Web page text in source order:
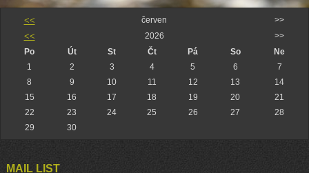
<< červen >>
<< 2026
>>
Po
Út St Čt Pá So
Ne
1
2 3 4 5 6
7
8
9 10 11 12 13
14
15
16 17 18 19 20
21
22
23 24 25 26 27
28
29
30
MAIL LIST